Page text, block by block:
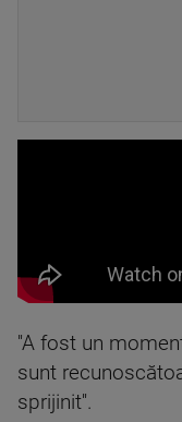
''A fost un
sunt
sprijinit''.